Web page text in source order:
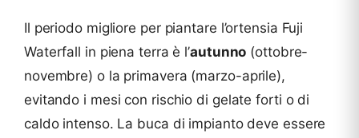
Il periodo migliore per piantare l’ortensia Fuji
Waterfall in piena terra è l’autunno (ottobre-
novembre) o la primavera (marzo-aprile),
evitando i mesi con rischio di gelate forti o di
caldo intenso. La buca di impianto deve essere